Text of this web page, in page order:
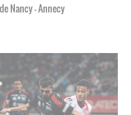
Nancy - Annecy